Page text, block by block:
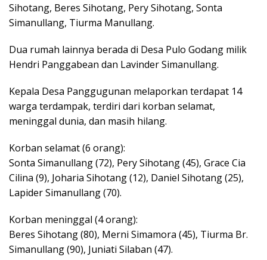
Sihotang, Beres Sihotang, Pery Sihotang, Sonta
Simanullang, Tiurma Manullang.
Dua rumah lainnya berada di Desa Pulo Godang milik
Hendri Panggabean dan Lavinder Simanullang.
Kepala Desa Panggugunan melaporkan terdapat 14
warga terdampak, terdiri dari korban selamat,
meninggal dunia, dan masih hilang.
Korban selamat (6 orang):
Sonta Simanullang (72), Pery Sihotang (45), Grace Cia
Cilina (9), Joharia Sihotang (12), Daniel Sihotang (25),
Lapider Simanullang (70).
Korban meninggal (4 orang):
Beres Sihotang (80), Merni Simamora (45), Tiurma Br.
Simanullang (90), Juniati Silaban (47).